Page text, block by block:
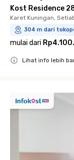
Kost Residence
Karet Kuningan,
304 m dari
mulai dari
Lihat info lebih